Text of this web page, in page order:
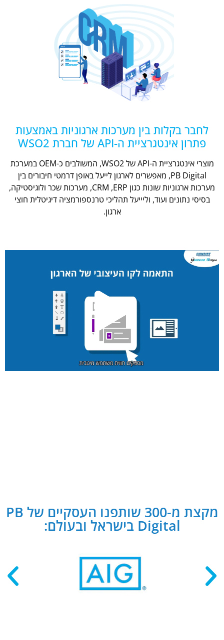
לחבר בקלות בין מערכות ארגוניות באמצעות
פתרון אינטגרציית ה-API של חברת WSO2
מוצרי אינטגרציית ה-API של WSO2, המשולבים כ-OEM במערכת
PB Digital, מאפשרים לארגון לייעל באופן דרמטי חיבורים בין
מערכות ארגוניות שונות כגון CRM ,ERP, מערכות שכר ולוגיסטיקה,
בסיסי נתונים ועוד, וליייעל תהליכי טרנספורמציה דיגיטלית חוצי
ארגון.
מקצת מ-300 שותפנו העסקיים של PB
Digital בישראל ובעולם: